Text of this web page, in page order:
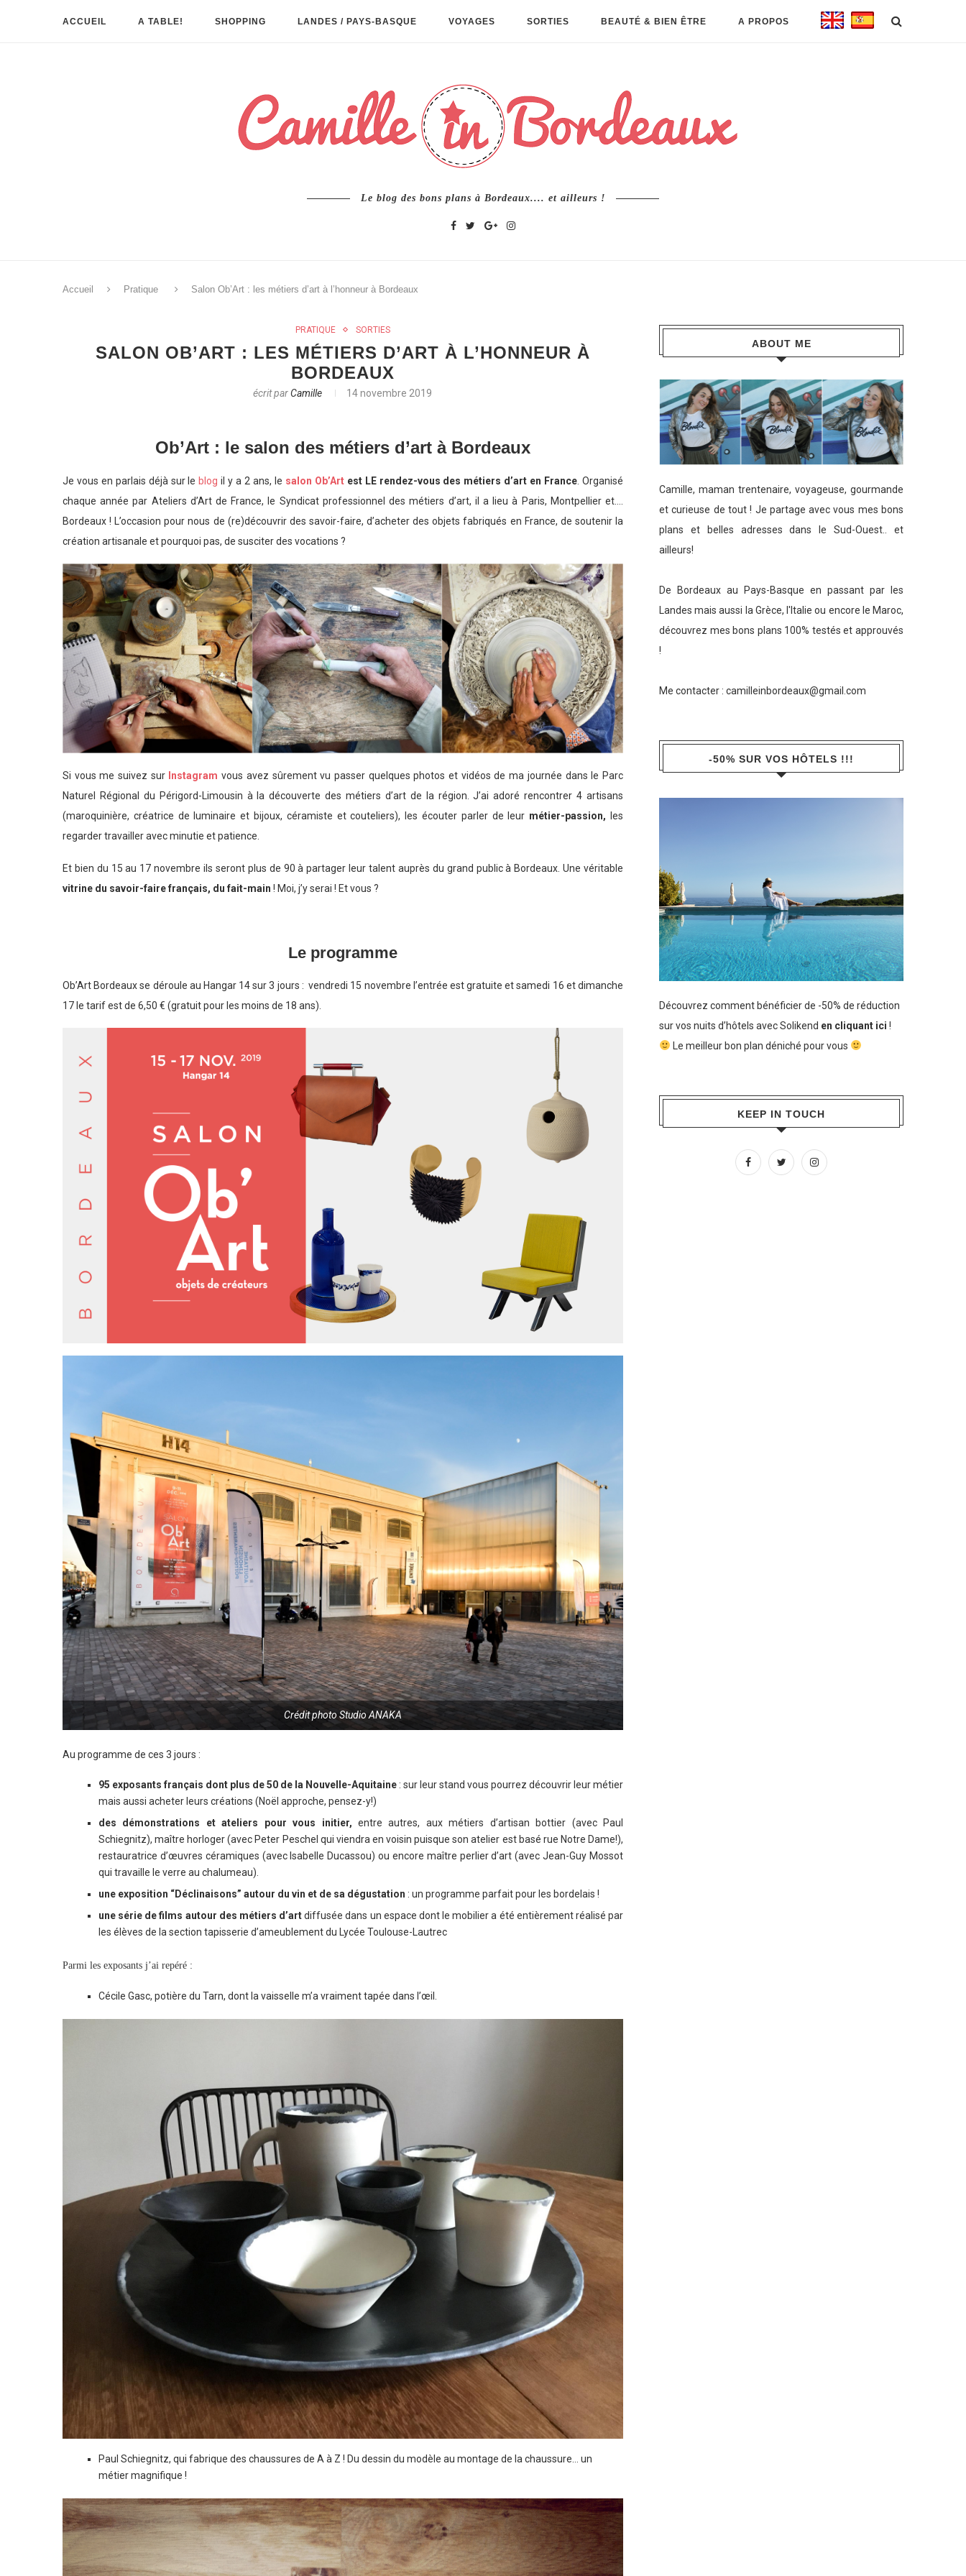
ACCUEIL A TABLE! SHOPPING LANDES / PAYS-BASQUE VOYAGES SORTIES BEAUTÉ & BIEN ÊTRE A PROPOS
Le blog des bons plans à Bordeaux.... et ailleurs !
Accueil Pratique Salon Ob’Art : les métiers d’art à l’honneur à Bordeaux
PRATIQUE SORTIES
SALON OB’ART : LES MÉTIERS D’ART À L’HONNEUR À
BORDEAUX
écrit parCamille 14 novembre 2019
Ob’Art : le salon des métiers d’art à Bordeaux
Je vous en parlais déjà sur le blog il y a 2 ans, le salon Ob’Artest LE rendez-vous des métiers d’art en France . Organisé
chaque année par Ateliers d’Art de France, le Syndicat professionnel des métiers d’art, il a lieu à Paris, Montpellier et….
Bordeaux ! L’occasion pour nous de (re)découvrir des savoir-faire, d’acheter des objets fabriqués en France, de soutenir la
création artisanale et pourquoi pas, de susciter des vocations ?
Si vous me suivez surInstagram vous avez sûrement vu passer quelques photos et vidéos de ma journée dans le Parc
Naturel Régional du Périgord-Limousin à la découverte des métiers d’art de la région. J’ai adoré rencontrer 4 artisans
(maroquinière, créatrice de luminaire et bijoux, céramiste et couteliers), les écouter parler de leur métier-passion, les
regarder travailler avec minutie et patience.
Et bien du 15 au 17 novembre ils seront plus de 90 à partager leur talent auprès du grand public à Bordeaux. Une véritable
vitrine du savoir-faire français, du fait-main ! Moi, j’y serai ! Et vous ?
Le programme
Ob’Art Bordeaux se déroule au Hangar 14 sur 3 jours : vendredi 15 novembre l’entrée est gratuite et samedi 16 et dimanche
17 le tarif est de 6,50 € (gratuit pour les moins de 18 ans).
Crédit photo Studio ANAKA
Au programme de ces 3 jours :
95 exposants français dont plus de 50 de la Nouvelle-Aquitaine : sur leur stand vous pourrez découvrir leur métier
mais aussi acheter leurs créations (Noël approche, pensez-y!)
des démonstrations et ateliers pour vous initier, entre autres, aux métiers d’artisan bottier (avec Paul
Schiegnitz), maître horloger (avec Peter Peschel qui viendra en voisin puisque son atelier est basé rue Notre Dame!),
restauratrice d’œuvres céramiques (avec Isabelle Ducassou) ou encore maître perlier d’art (avec Jean-Guy Mossot
qui travaille le verre au chalumeau).
une exposition “Déclinaisons” autour du vin et de sa dégustation : un programme parfait pour les bordelais !
une série de films autour des métiers d’artdiffusée dans un espace dont le mobilier a été entièrement réalisé par
les élèves de la section tapisserie d’ameublement du Lycée Toulouse-Lautrec
Parmi les exposants j’ai repéré :
Cécile Gasc, potière du Tarn, dont la vaisselle m’a vraiment tapée dans l’œil.
Paul Schiegnitz, qui fabrique des chaussures de A à Z ! Du dessin du modèle au montage de la chaussure… un
métier magnifique !
ABOUT ME
Camille, maman trentenaire, voyageuse, gourmande
et curieuse de tout ! Je partage avec vous mes bons
plans et belles adresses dans le Sud-Ouest.. et
ailleurs!
De Bordeaux au Pays-Basque en passant par les
Landes mais aussi la Grèce, l'Italie ou encore le Maroc,
découvrez mes bons plans 100% testés et approuvés
!
Me contacter : camilleinbordeaux@gmail.com
-50% SUR VOS HÔTELS !!!
Découvrez comment bénéficier de -50% de réduction
sur vos nuits d’hôtels avec Solikend en cliquant ici !
Le meilleur bon plan déniché pour vous
KEEP IN TOUCH